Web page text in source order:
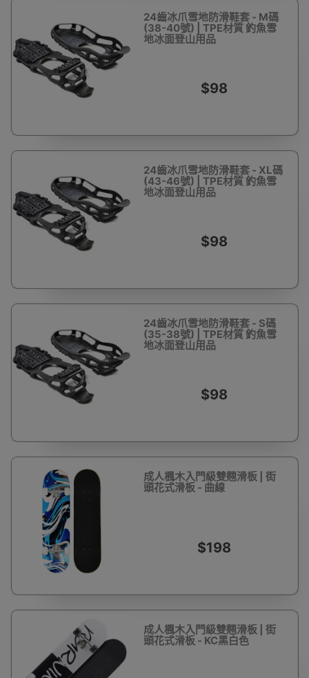
24齒冰爪雪地防滑鞋套 - M碼
(38-40號) | TPE材質 釣魚雪
地冰面登山用品
$98
24齒冰爪雪地防滑鞋套 - XL碼
(43-46號) | TPE材質 釣魚雪
地冰面登山用品
$98
24齒冰爪雪地防滑鞋套 - S碼
(35-38號) | TPE材質 釣魚雪
地冰面登山用品
$98
成人楓木入門級雙翹滑板 | 街
頭花式滑板 - 曲線
$198
成人楓木入門級雙翹滑板 | 街
頭花式滑板 - KC黑白色